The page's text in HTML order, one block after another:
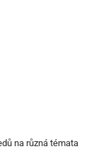
na různá témata